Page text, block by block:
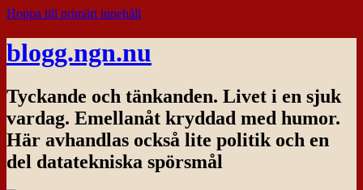
Hoppa till primärt innehåll
blogg.ngn.nu
Tyckande och tänkanden. Livet i en sjuk
vardag. Emellanåt kryddad med humor.
Här avhandlas också lite politik och en
del datatekniska spörsmål